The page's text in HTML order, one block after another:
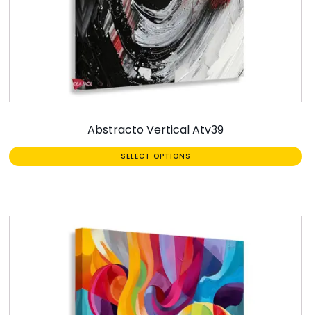
Abstracto Vertical Atv39
SELECT OPTIONS